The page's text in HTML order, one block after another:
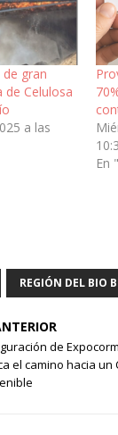
gran
de Celulosa
a las
En
REGIÓN DEL BIO
de
el camino hacia un